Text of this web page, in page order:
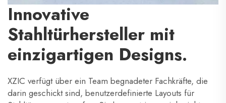
Innovative
Stahltürhersteller mit
einzigartigen Designs.
XZIC verfügt über ein Team begnadeter Fachkräfte, die
darin geschickt sind, benutzerdefinierte Layouts für